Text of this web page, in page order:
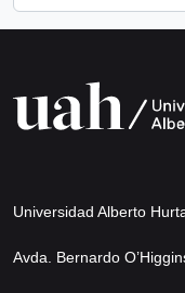
Universidad Alberto
Avda. Bernardo